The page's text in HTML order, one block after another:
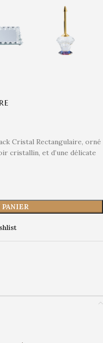
Cristal Rectangulaire, orné
cristallin, et d’une délicate
PANIER